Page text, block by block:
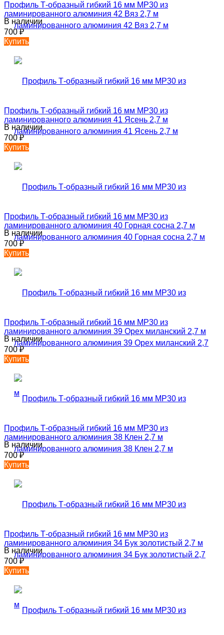
Профиль Т-образный гибкий 16 мм MP30 из
ламинированного алюминия 42 Вяз 2,7 м
В наличии
700₽
Купить
Профиль Т-образный гибкий 16 мм MP30 из
ламинированного алюминия 41 Ясень 2,7 м
В наличии
700₽
Купить
Профиль Т-образный гибкий 16 мм MP30 из
ламинированного алюминия 40 Горная сосна 2,7 м
В наличии
700₽
Купить
Профиль Т-образный гибкий 16 мм MP30 из
ламинированного алюминия 39 Орех миланский 2,7 м
В наличии
700₽
Купить
Профиль Т-образный гибкий 16 мм MP30 из
ламинированного алюминия 38 Клен 2,7 м
В наличии
700₽
Купить
Профиль Т-образный гибкий 16 мм MP30 из
ламинированного алюминия 34 Бук золотистый 2,7 м
В наличии
700₽
Купить